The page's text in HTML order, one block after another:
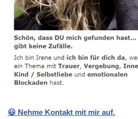
😃 Nehme Kontakt mit mir auf.